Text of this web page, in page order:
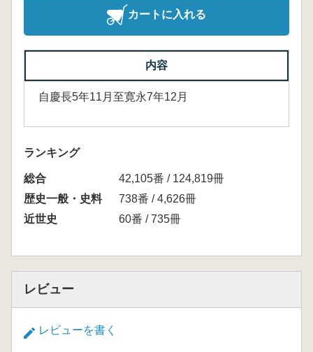
カートに入れる
内容
自慶長5年11月至寛永7年12月
ランキング
総合
42,105番 / 124,819冊
歴史一般・史料
738番 / 4,626冊
近世史
60番 / 735冊
レビュー
レビューを書く